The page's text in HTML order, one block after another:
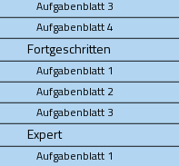
Aufgabenblatt 3
Aufgabenblatt 4
Fortgeschritten
Aufgabenblatt 1
Aufgabenblatt 2
Aufgabenblatt 3
Expert
Aufgabenblatt 1